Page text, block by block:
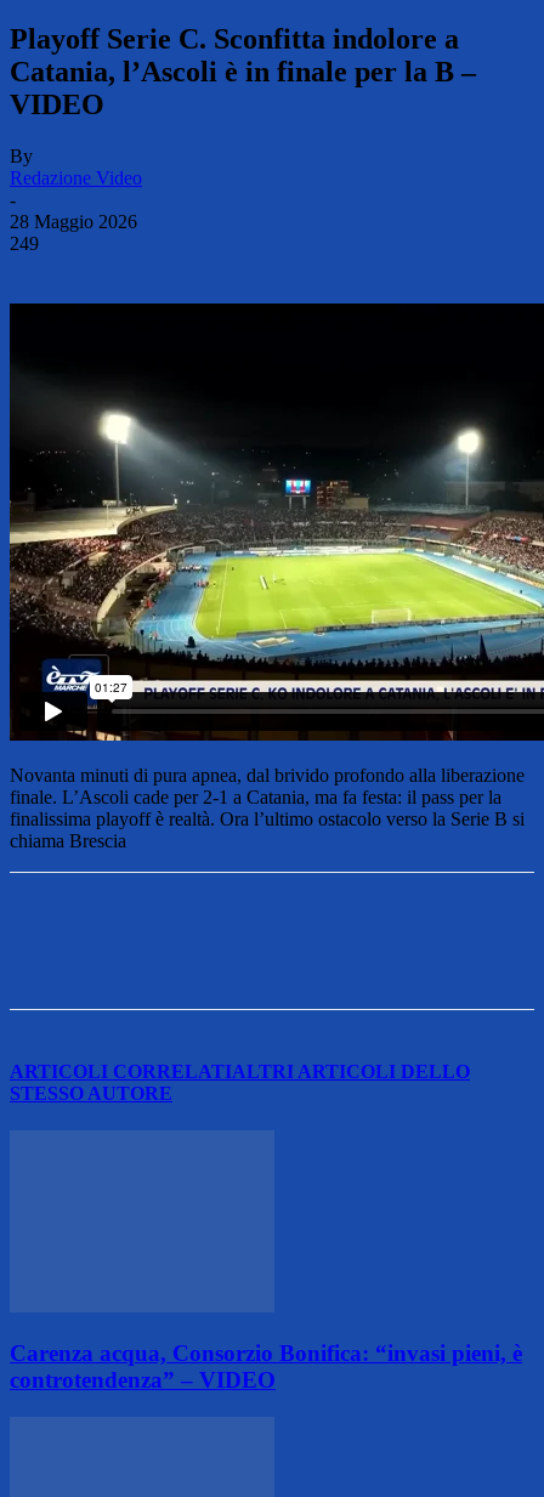
Playoff Serie C. Sconfitta indolore a
Catania, l’Ascoli è in finale per la B –
VIDEO
By
Redazione Video
-
28 Maggio 2026
249
Novanta minuti di pura apnea, dal brivido profondo alla liberazione
finale. L’Ascoli cade per 2-1 a Catania, ma fa festa: il pass per la
finalissima playoff è realtà. Ora l’ultimo ostacolo verso la Serie B si
chiama Brescia
ARTICOLI CORRELATIALTRI ARTICOLI DELLO
STESSO AUTORE
Carenza acqua, Consorzio Bonifica: “invasi pieni, è
controtendenza” – VIDEO